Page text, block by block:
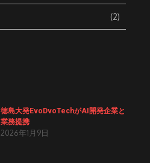
(2)
徳島大発EvoDvoTechがAI開発企業と
業務提携
2026年1月9日